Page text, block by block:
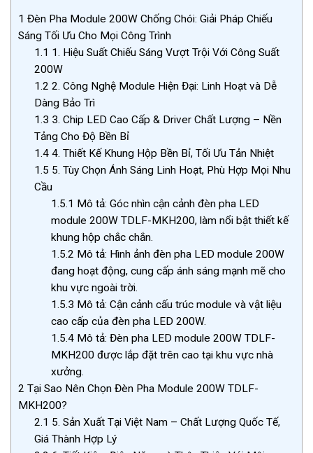
1 Đèn Pha Module 200W Chống Chói: Giải Pháp Chiếu
Sáng Tối Ưu Cho Mọi Công Trình
1.1 1. Hiệu Suất Chiếu Sáng Vượt Trội Với Công Suất
200W
1.2 2. Công Nghệ Module Hiện Đại: Linh Hoạt và Dễ
Dàng Bảo Trì
1.3 3. Chip LED Cao Cấp & Driver Chất Lượng – Nền
Tảng Cho Độ Bền Bỉ
1.4 4. Thiết Kế Khung Hộp Bền Bỉ, Tối Ưu Tản Nhiệt
1.5 5. Tùy Chọn Ánh Sáng Linh Hoạt, Phù Hợp Mọi Nhu
Cầu
1.5.1 Mô tả: Góc nhìn cận cảnh đèn pha LED
module 200W TDLF-MKH200, làm nổi bật thiết kế
khung hộp chắc chắn.
1.5.2 Mô tả: Hình ảnh đèn pha LED module 200W
đang hoạt động, cung cấp ánh sáng mạnh mẽ cho
khu vực ngoài trời.
1.5.3 Mô tả: Cận cảnh cấu trúc module và vật liệu
cao cấp của đèn pha LED 200W.
1.5.4Mô tả: Đèn pha LED module 200W TDLF-
MKH200 được lắp đặt trên cao tại khu vực nhà
xưởng.
2 Tại Sao Nên Chọn Đèn Pha Module 200W TDLF-
MKH200?
2.1 5. Sản Xuất Tại Việt Nam – Chất Lượng Quốc Tế,
Giá Thành Hợp Lý